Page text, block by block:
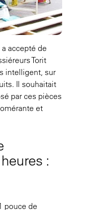
accepté de
Torit
intelligent, sur
Il souhaitait
par ces pièces
et
:
pouce de